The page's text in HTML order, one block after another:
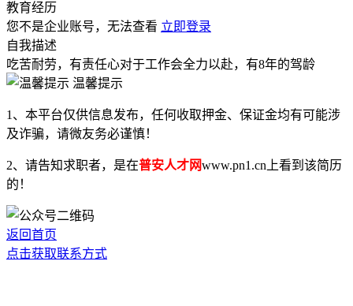
教育经历
您不是企业账号，无法查看 立即登录
自我描述
吃苦耐劳，有责任心对于工作会全力以赴，有8年的驾龄
温馨提示
1、本平台仅供信息发布，任何收取押金、保证金均有可能涉
及诈骗，请微友务必谨慎！
2、请告知求职者，是在普安人才网www.pn1.cn上看到该简历
的！
返回首页
点击获取联系方式